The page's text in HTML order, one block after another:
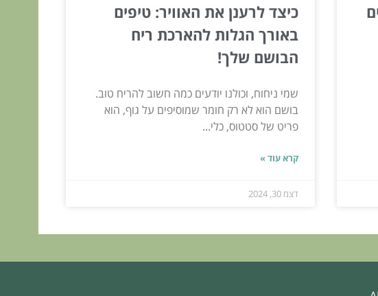
כיצד לרענן את האוויר: טיפים
באורך הגלות להארכת ריח
הבושם שלך!
שמי ניחוח, וכולנו יודעים כמה חשוב להריח טוב.
בושם הוא לא רק חומר שמוסיפים על גוף, הוא
פריט של סטטוס, כלי...
קרא עוד »
דצמ 30, 2024